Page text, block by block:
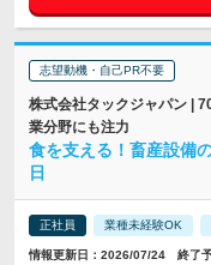
志望動機・自己PR不要
株式会社タックジャパン |
業分野にも注力
食を支える！畜産設備
日
正社員 業種未経験OK
情報更新日：2026/07/24 終了